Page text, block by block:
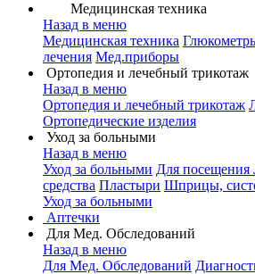
Медицинская техника
Назад в меню
Медицинская техника
лечения Мед.приборы
Ортопедия и лечебный трикотаж
Назад в меню
Ортопедия и лечебный трикотаж
Ортопедические изделия
Уход за больными
Назад в меню
Уход за больными Для
средства Пластыри Шприцы,
Уход за больными
Аптечки
Для Мед. Обследований
Назад в меню
Для Мед. Обследований